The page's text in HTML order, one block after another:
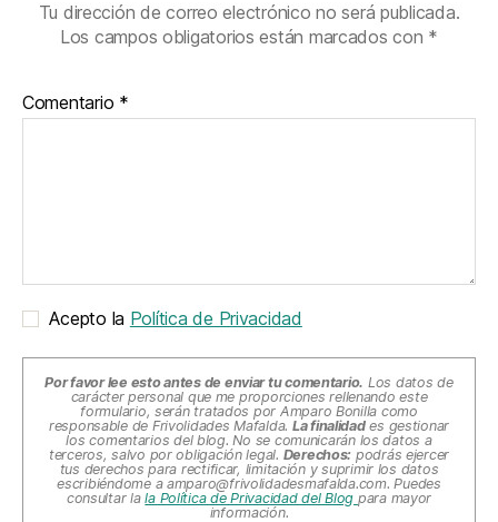
Tu dirección de correo electrónico no será publicada.
Los campos obligatorios están marcados con *
Comentario *
Acepto la Política de Privacidad
Por favor lee esto antes de enviar tu comentario. Los datos de
carácter personal que me proporciones rellenando este
formulario, serán tratados por Amparo Bonilla como
responsable de Frivolidades Mafalda. La finalidades gestionar
los comentarios del blog. No se comunicarán los datos a
terceros, salvo por obligación legal. Derechos: podrás ejercer
tus derechos para rectificar, limitación y suprimir los datos
escribiéndome a amparo@frivolidadesmafalda.com. Puedes
consultar lala Política de Privacidad del Blog para mayor
información.